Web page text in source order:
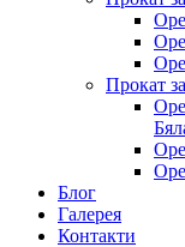
Прокат
Блог
Галерея
Контакти